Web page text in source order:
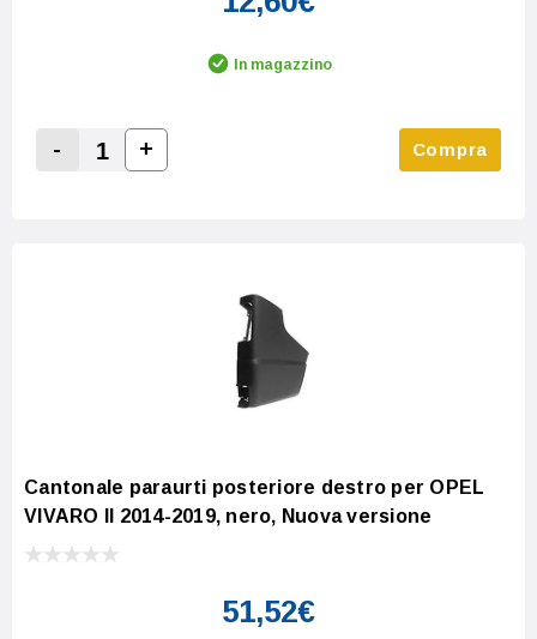
In magazzino
Decrease Quantity:
-
Increase Quantity:
+ Compra
Cantonale paraurti posteriore destro per OPEL
VIVARO II 2014-2019, nero, Nuova versione
51,52€